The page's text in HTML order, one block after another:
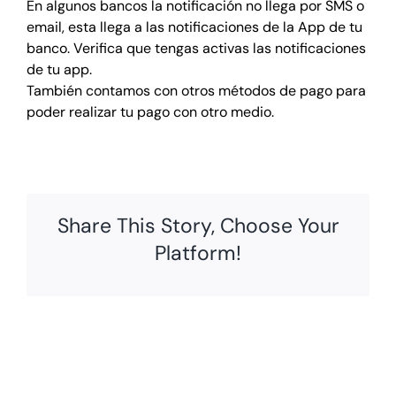
Deportes
En algunos bancos la notificación no llega por SMS o
email, esta llega a las notificaciones de la App de tu
banco. Verifica que tengas activas las notificaciones
de tu app.
También contamos con otros métodos de pago para
poder realizar tu pago con otro medio.
Share This Story, Choose Your
Platform!